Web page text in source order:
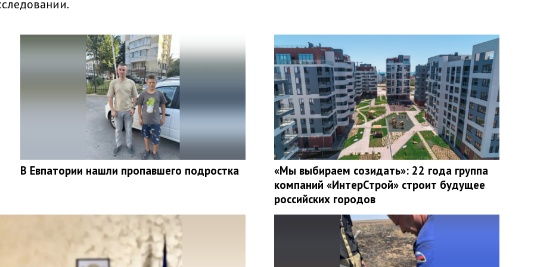
В Евпатории нашли пропавшего подростка
«Мы выбираем созидать»: 22 года группа
компаний «ИнтерСтрой» строит будущее
российских городов